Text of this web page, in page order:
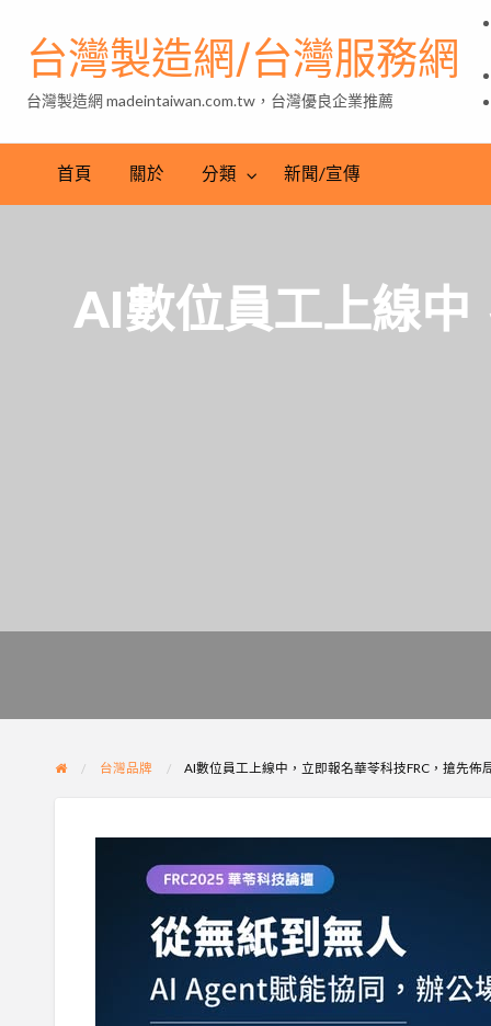
台灣製造網/台灣服務網
台灣製造網 madeintaiwan.com.tw，台灣優良企業推薦
首頁 關於 分類 新聞/宣傳
AI數位員工上線中
台灣品牌 AI數位員工上線中，立即報名華苓科技FRC，搶先佈